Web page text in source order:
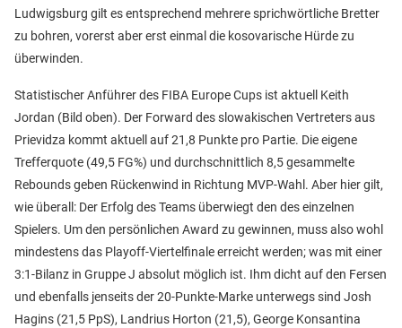
Ludwigsburg gilt es entsprechend mehrere sprichwörtliche Bretter
zu bohren, vorerst aber erst einmal die kosovarische Hürde zu
überwinden.
Statistischer Anführer des FIBA Europe Cups ist aktuell Keith
Jordan (Bild oben). Der Forward des slowakischen Vertreters aus
Prievidza kommt aktuell auf 21,8 Punkte pro Partie. Die eigene
Trefferquote (49,5 FG%) und durchschnittlich 8,5 gesammelte
Rebounds geben Rückenwind in Richtung MVP-Wahl. Aber hier gilt,
wie überall: Der Erfolg des Teams überwiegt den des einzelnen
Spielers. Um den persönlichen Award zu gewinnen, muss also wohl
mindestens das Playoff-Viertelfinale erreicht werden; was mit einer
3:1-Bilanz in Gruppe J absolut möglich ist. Ihm dicht auf den Fersen
und ebenfalls jenseits der 20-Punkte-Marke unterwegs sind Josh
Hagins (21,5 PpS), Landrius Horton (21,5), George Konsantina